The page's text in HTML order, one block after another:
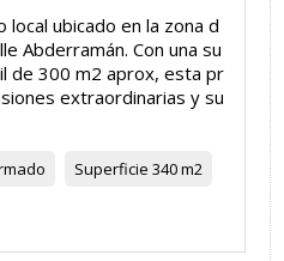
ubicado en la zona d
Abderramán. Con una su
de 300 m2 aprox, esta pr
extraordinarias y su
Superficie 340 m2